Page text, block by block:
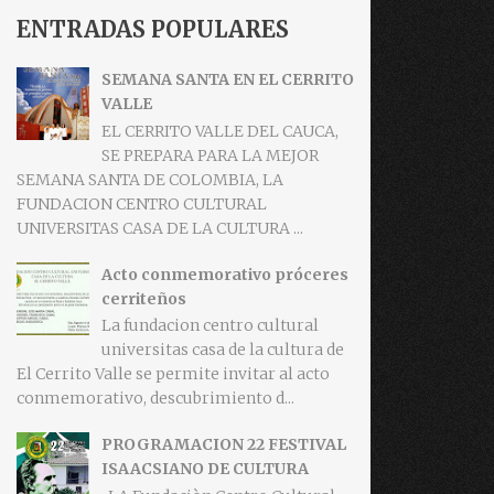
ENTRADAS POPULARES
SEMANA SANTA EN EL CERRITO
VALLE
EL CERRITO VALLE DEL CAUCA,
SE PREPARA PARA LA MEJOR
SEMANA SANTA DE COLOMBIA, LA
FUNDACION CENTRO CULTURAL
UNIVERSITAS CASA DE LA CULTURA ...
Acto conmemorativo próceres
cerriteños
La fundacion centro cultural
universitas casa de la cultura de
El Cerrito Valle se permite invitar al acto
conmemorativo, descubrimiento d...
PROGRAMACION 22 FESTIVAL
ISAACSIANO DE CULTURA